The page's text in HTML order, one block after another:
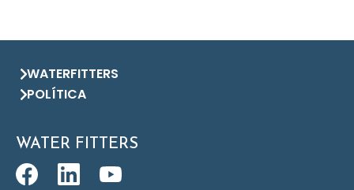
WATERFITTERS
POLÍTICA
WATER FITTERS